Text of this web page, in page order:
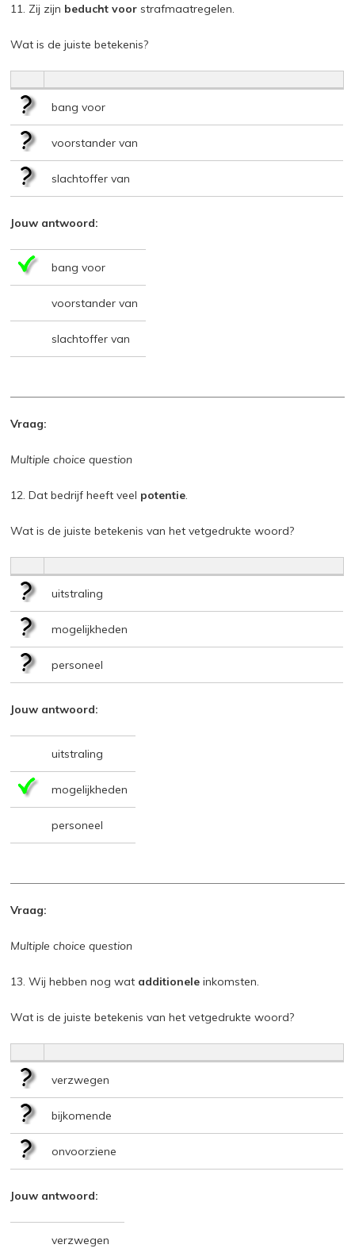
11. Zij zijn beducht voor strafmaatregelen.
Wat is de juiste betekenis?
bang voor
voorstander van
slachtoffer van
Jouw antwoord:
bang voor
voorstander van
slachtoffer van
Vraag:
Multiple choice question
12. Dat bedrijf heeft veel potentie.
Wat is de juiste betekenis van het vetgedrukte woord?
uitstraling
mogelijkheden
personeel
Jouw antwoord:
uitstraling
mogelijkheden
personeel
Vraag:
Multiple choice question
13. Wij hebben nog wat additionele inkomsten.
Wat is de juiste betekenis van het vetgedrukte woord?
verzwegen
bijkomende
onvoorziene
Jouw antwoord:
verzwegen